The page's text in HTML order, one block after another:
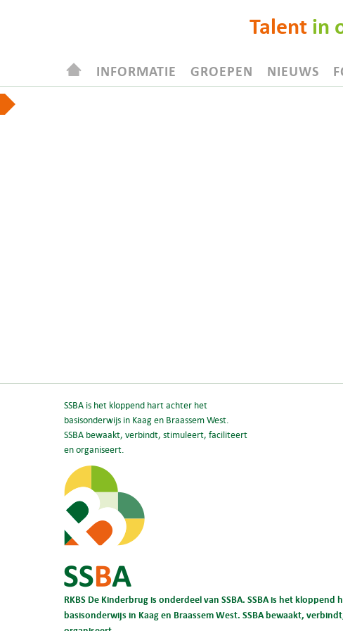
Talentin
INFORMATIE GROEPEN NIEUWS
SSBA is het kloppend hart achter het
basisonderwijs in Kaag en Braassem West.
SSBA bewaakt, verbindt, stimuleert, faciliteert
en organiseert.
RKBS De Kinderbrug is onderdeel van SSBA. SSBA is het kloppend
basisonderwijs in Kaag en Braassem West. SSBA bewaakt,